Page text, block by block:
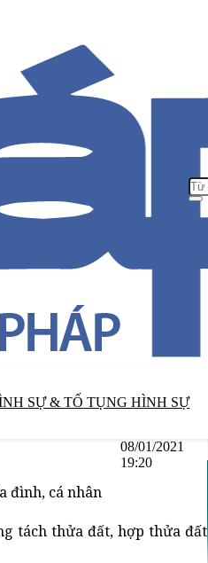
SỰ & TỐ TỤNG HÌNH SỰ
08/01/2021
19:20
đình, cá nhân
tách thửa đất, hợp thửa đất